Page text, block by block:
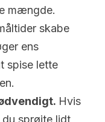
mængde.
skabe
ens
spise lette
Hvis
sprøjte lidt